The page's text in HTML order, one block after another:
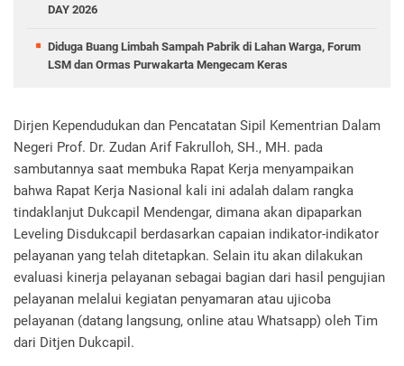
DAY 2026
Diduga Buang Limbah Sampah Pabrik di Lahan Warga, Forum
LSM dan Ormas Purwakarta Mengecam Keras
Dirjen Kependudukan dan Pencatatan Sipil Kementrian Dalam
Negeri Prof. Dr. Zudan Arif Fakrulloh, SH., MH. pada
sambutannya saat membuka Rapat Kerja menyampaikan
bahwa Rapat Kerja Nasional kali ini adalah dalam rangka
tindaklanjut Dukcapil Mendengar, dimana akan dipaparkan
Leveling Disdukcapil berdasarkan capaian indikator-indikator
pelayanan yang telah ditetapkan. Selain itu akan dilakukan
evaluasi kinerja pelayanan sebagai bagian dari hasil pengujian
pelayanan melalui kegiatan penyamaran atau ujicoba
pelayanan (datang langsung, online atau Whatsapp) oleh Tim
dari Ditjen Dukcapil.